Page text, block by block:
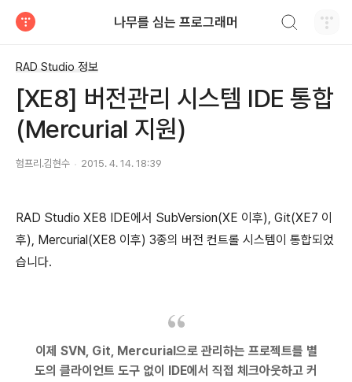
나무를 심는 프로그래머
RAD Studio 정보
[XE8] 버전관리 시스템 IDE 통합
(Mercurial 지원)
험프리.김현수 2015. 4. 14. 18:39
RAD Studio XE8 IDE에서 SubVersion(XE 이후), Git(XE7 이
후), Mercurial(XE8 이후) 3종의 버전 컨트롤 시스템이 통합되었
습니다.
이제 SVN, Git, Mercurial으로 관리하는 프로젝트를 별
도의 클라이언트 도구 없이 IDE에서 직접 체크아웃하고 커